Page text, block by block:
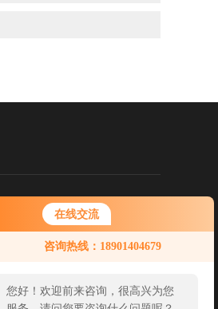
在线交流
咨询热线：18901404679
您好！欢迎前来咨询，很高兴为您
服务，请问您要咨询什么问题呢？
您好，看您停留很久了，是否找到